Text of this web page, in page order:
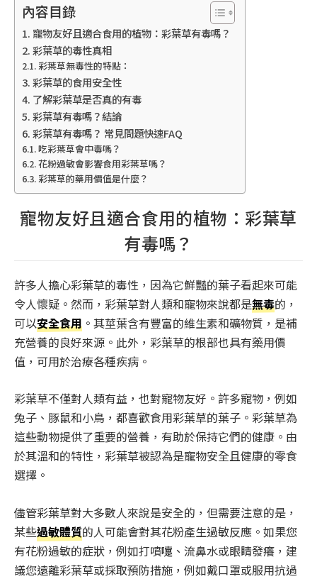
內容目錄
寵物友好且適合食用的植物：彩葉草有毒嗎？
彩葉草的毒性真相
彩葉草無毒性的特點：
彩葉草的食用安全性
了解彩葉草是否真的有毒
彩葉草有毒嗎？結論
彩葉草有毒嗎？ 常見問題快速FAQ
吃彩葉草會中毒嗎？
花粉過敏會影響食用彩葉草嗎？
彩葉草的藥用價值是什麼？
寵物友好且適合食用的植物：彩葉草
有毒嗎？
許多人擔心彩葉草的毒性，因為它鮮豔的葉子看起來可能
令人懷疑。然而，彩葉草對人類和寵物來說都是無毒的，
可以安全食用 。其莖葉含有豐富的維生素和礦物質，是補
充營養的良好來源。此外，彩葉草的根部也具有藥用價
值，可用於治療各種疾病。
彩葉草不僅對人類有益，也對寵物友好。許多寵物，例如
兔子、豚鼠和小鳥，都喜歡食用彩葉草的葉子。彩葉草為
這些動物提供了重要的營養，有助於保持它們的健康。由
於其溫和的特性，彩葉草被認為是寵物安全且健康的零食
選擇。
儘管彩葉草對大多數人來說是安全的，但需要注意的是，
某些過敏體質的人可能會對其花粉產生過敏反應。如果您
有花粉過敏的症狀，例如打噴嚏、流鼻水或眼睛發癢，建
議您遠離彩葉草或採取預防措施，例如戴口罩或服用抗過